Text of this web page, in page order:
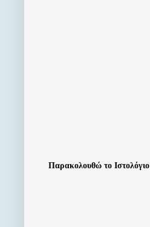
Παρακολουθώ το Ιστολόγιο